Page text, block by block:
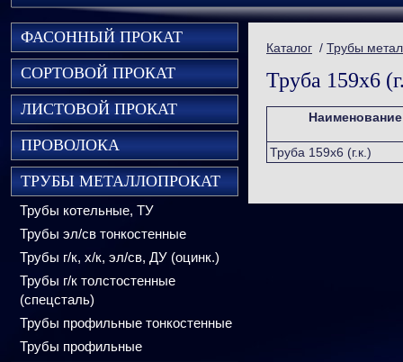
ФАСОННЫЙ ПРОКАТ
СОРТОВОЙ ПРОКАТ
ЛИСТОВОЙ ПРОКАТ
ПРОВОЛОКА
ТРУБЫ МЕТАЛЛОПРОКАТ
Трубы котельные, ТУ
Трубы эл/св тонкостенные
Трубы г/к, х/к, эл/св, ДУ (оцинк.)
Трубы г/к толстостенные
(спецсталь)
Трубы профильные тонкостенные
Трубы профильные
Каталог / Трубы
Труба 159х6
Наименование
Труба 159х6 (г.к.)